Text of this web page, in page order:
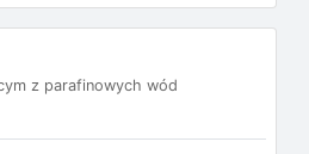
z parafinowych wód